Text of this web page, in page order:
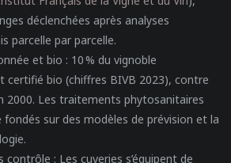
déclenchées après analyses
parcelle par parcelle.
et bio : 10 % du vignoble
certifié bio (chiffres BIVB 2023), contre
2000. Les traitements phytosanitaires
sur des modèles de prévision et la
contrôle : Les cuveries s’équipent de